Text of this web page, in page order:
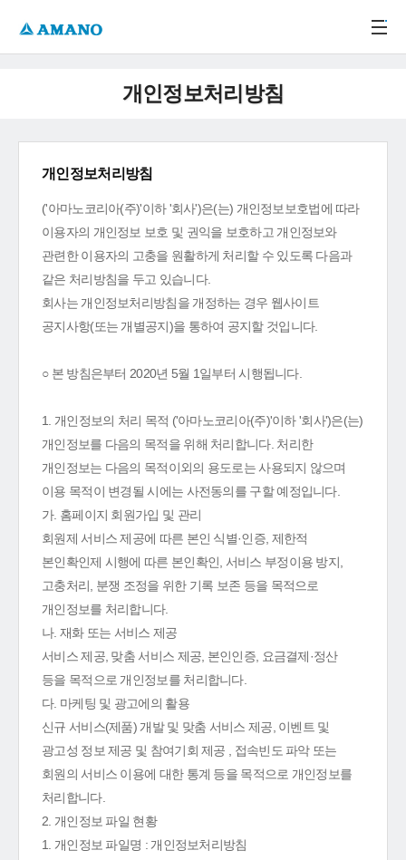
개인정보처리방침
개인정보처리방침
('아마노코리아(주)'이하 '회사')은(는) 개인정보보호법에 따라
이용자의 개인정보 보호 및 권익을 보호하고 개인정보와
관련한 이용자의 고충을 원활하게 처리할 수 있도록 다음과
같은 처리방침을 두고 있습니다.
회사는 개인정보처리방침을 개정하는 경우 웹사이트
공지사항(또는 개별공지)을 통하여 공지할 것입니다.
○ 본 방침은부터 2020년 5월 1일부터 시행됩니다.
1. 개인정보의 처리 목적 ('아마노코리아(주)'이하 '회사')은(는)
개인정보를 다음의 목적을 위해 처리합니다. 처리한
개인정보는 다음의 목적이외의 용도로는 사용되지 않으며
이용 목적이 변경될 시에는 사전동의를 구할 예정입니다.
가. 홈페이지 회원가입 및 관리
회원제 서비스 제공에 따른 본인 식별·인증, 제한적
본인확인제 시행에 따른 본인확인, 서비스 부정이용 방지,
고충처리, 분쟁 조정을 위한 기록 보존 등을 목적으로
개인정보를 처리합니다.
나. 재화 또는 서비스 제공
서비스 제공, 맞춤 서비스 제공, 본인인증, 요금결제·정산
등을 목적으로 개인정보를 처리합니다.
다. 마케팅 및 광고에의 활용
신규 서비스(제품) 개발 및 맞춤 서비스 제공, 이벤트 및
광고성 정보 제공 및 참여기회 제공 , 접속빈도 파악 또는
회원의 서비스 이용에 대한 통계 등을 목적으로 개인정보를
처리합니다.
2. 개인정보 파일 현황
1. 개인정보 파일명 : 개인정보처리방침